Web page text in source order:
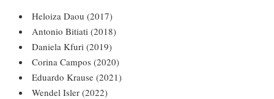
Heloiza Daou (2017)
Antonio Bitiati (2018)
Daniela Kfuri (2019)
Corina Campos (2020)
Eduardo Krause (2021)
Wendel Isler (2022)